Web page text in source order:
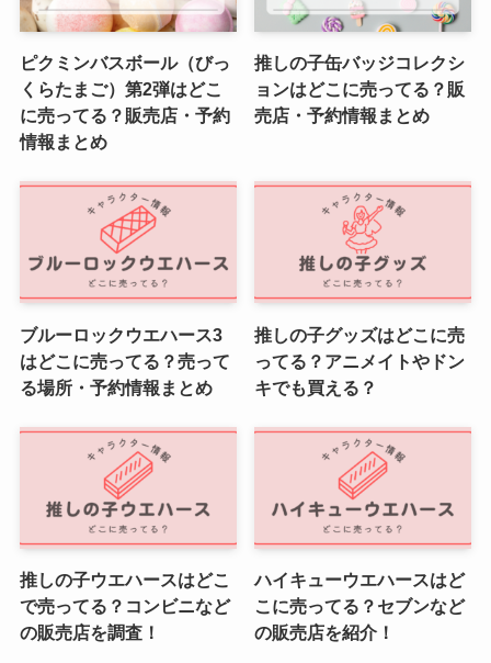
ピクミンバスボール（びっ
くらたまご）第2弾はどこ
に売ってる？販売店・予約
情報まとめ
推しの子缶バッジコレクシ
ョンはどこに売ってる？販
売店・予約情報まとめ
ブルーロックウエハース3
はどこに売ってる？売って
る場所・予約情報まとめ
推しの子グッズはどこに売
ってる？アニメイトやドン
キでも買える？
推しの子ウエハースはどこ
で売ってる？コンビニなど
の販売店を調査！
ハイキューウエハースはど
こに売ってる？セブンなど
の販売店を紹介！